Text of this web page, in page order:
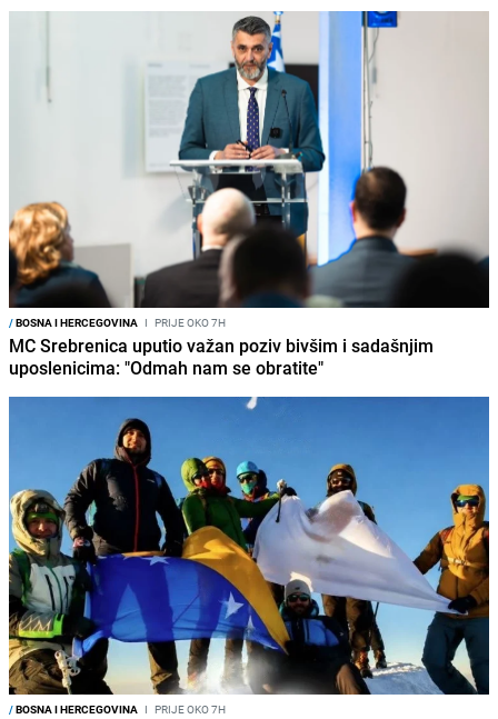
/BOSNA I HERCEGOVINA I PRIJE OKO 7H
MC Srebrenica uputio važan poziv bivšim i sadašnjim
uposlenicima: "Odmah nam se obratite"
/BOSNA I HERCEGOVINA I PRIJE OKO 7H